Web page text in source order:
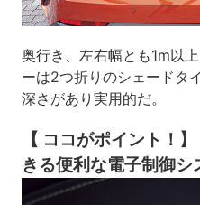
奥行き、左右幅とも1m以
ーは2つ折りのシェードタ
深さがあり実用的だ。
【 ココがポイント！
きる便利な電子制御シ